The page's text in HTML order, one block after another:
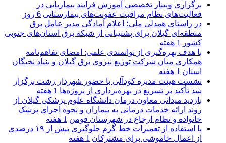
برگزاری وبینار تخصصی آموزش فرایند بیماریابی در
فعالیت‌های نظام مراقبت عفونت‌های بیمارستانی 6 روز
در راستای همدلی ملی؛ اعلام آمادگی مدیر عامل برق
منطقه‌ای گیلان برای پشتیبانی از شبكه برق استان‌های جنوبی
كشور
1 هفته
با هدف بهره‌گیری از توانمندی علمی: امضای تفاهم‌نامه
همكاری میان شركت توزیع نیروی برق گیلان و بنیاد نخبگان
استان 1 هفته
نشست هیئت مدیره کودآلی با حضور شهردار رشت برگزار
شد تأکید بر تسریع در بهره‌برداری از پروژه‌ها 1 هفته
بازدید میدانی معاون درمان دانشگاه علوم پزشکی گیلان از
روند ارائه خدمات درمانی به بیماران و نحوه اجرای پزشک
خانواده و نظام ارجاع در شهرستان فومن 1 هفته
با استفاده از تعمیرات خط گرم جلوگیری بیش از ۱۹ درصدی
از اعمال خاموشی برای مشتركان 1 هفته